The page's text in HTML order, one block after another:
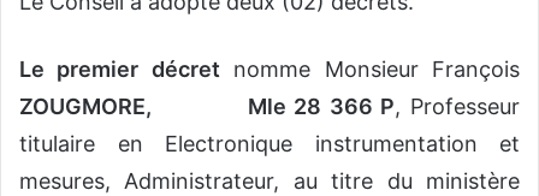
Le premier décret nomme Monsieur François
ZOUGMORE, Mle 28 366 P, Professeur
titulaire en Electronique instrumentation et
mesures, Administrateur, au titre du ministère